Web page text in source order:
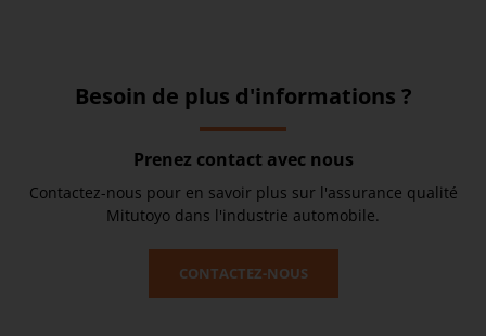
Besoin de plus d'informations ?
Prenez contact avec nous
Contactez-nous pour en savoir plus sur l'assurance qualité
Mitutoyo dans l'industrie automobile.
CONTACTEZ-NOUS